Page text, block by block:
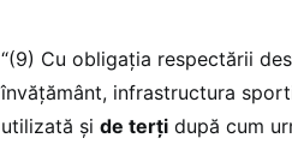
“(9) Cu obligația respectării
învățământ, infrastructura
utilizată și de terți după cum